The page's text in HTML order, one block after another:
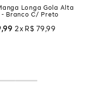
Longa Gola Alta
- Branco C/ Preto
,99 2 R$ 79 ,99